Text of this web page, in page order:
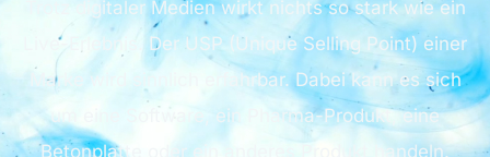
Trotz digitaler Medien wirkt nichts so stark wie ein
Live-Erlebnis. Der USP (Unique Selling Point) einer
Marke wird sinnlich erfahrbar. Dabei kann es sich
um eine Software, ein Pharma-Produkt, eine
Betonplatte oder ein anderes Produkt handeln.